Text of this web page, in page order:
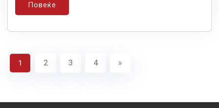
Повеќе
1 2 3 4 »